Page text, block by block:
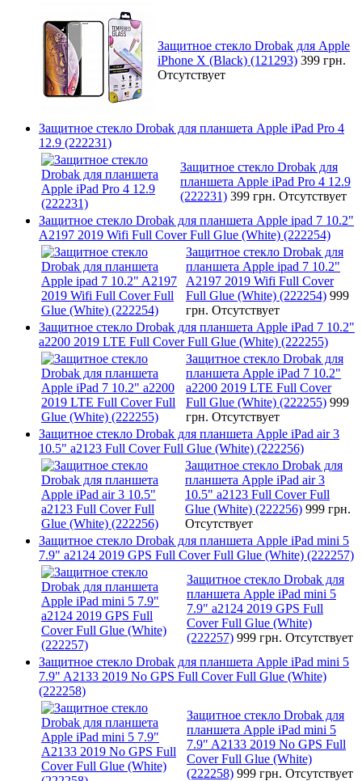
Защитное стекло Drobak для Apple
iPhone X (Black) (121293) 399 грн.
Отсутствует
Защитное стекло Drobak для планшета Apple iPad Pro 4
12.9 (222231)
Защитное стекло Drobak для
планшета Apple iPad Pro 4 12.9
(222231) 399 грн. Отсутствует
Защитное стекло Drobak для планшета Apple ipad 7 10.2"
A2197 2019 Wifi Full Cover Full Glue (White) (222254)
Защитное стекло Drobak для
планшета Apple ipad 7 10.2"
A2197 2019 Wifi Full Cover
Full Glue (White) (222254) 999
грн. Отсутствует
Защитное стекло Drobak для планшета Apple iPad 7 10.2"
a2200 2019 LTE Full Cover Full Glue (White) (222255)
Защитное стекло Drobak для
планшета Apple iPad 7 10.2"
a2200 2019 LTE Full Cover
Full Glue (White) (222255) 999
грн. Отсутствует
Защитное стекло Drobak для планшета Apple iPad air 3
10.5" a2123 Full Cover Full Glue (White) (222256)
Защитное стекло Drobak для
планшета Apple iPad air 3
10.5" a2123 Full Cover Full
Glue (White) (222256) 999 грн.
Отсутствует
Защитное стекло Drobak для планшета Apple iPad mini 5
7.9" a2124 2019 GPS Full Cover Full Glue (White) (222257)
Защитное стекло Drobak для
планшета Apple iPad mini 5
7.9" a2124 2019 GPS Full
Cover Full Glue (White)
(222257) 999 грн. Отсутствует
Защитное стекло Drobak для планшета Apple iPad mini 5
7.9" A2133 2019 No GPS Full Cover Full Glue (White)
(222258)
Защитное стекло Drobak для
планшета Apple iPad mini 5
7.9" A2133 2019 No GPS Full
Cover Full Glue (White)
(222258) 999 грн. Отсутствует